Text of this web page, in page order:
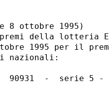
8 ottobre 1995)
della lotteria
1995 per il
nazionali:
90931  -  serie 5 -